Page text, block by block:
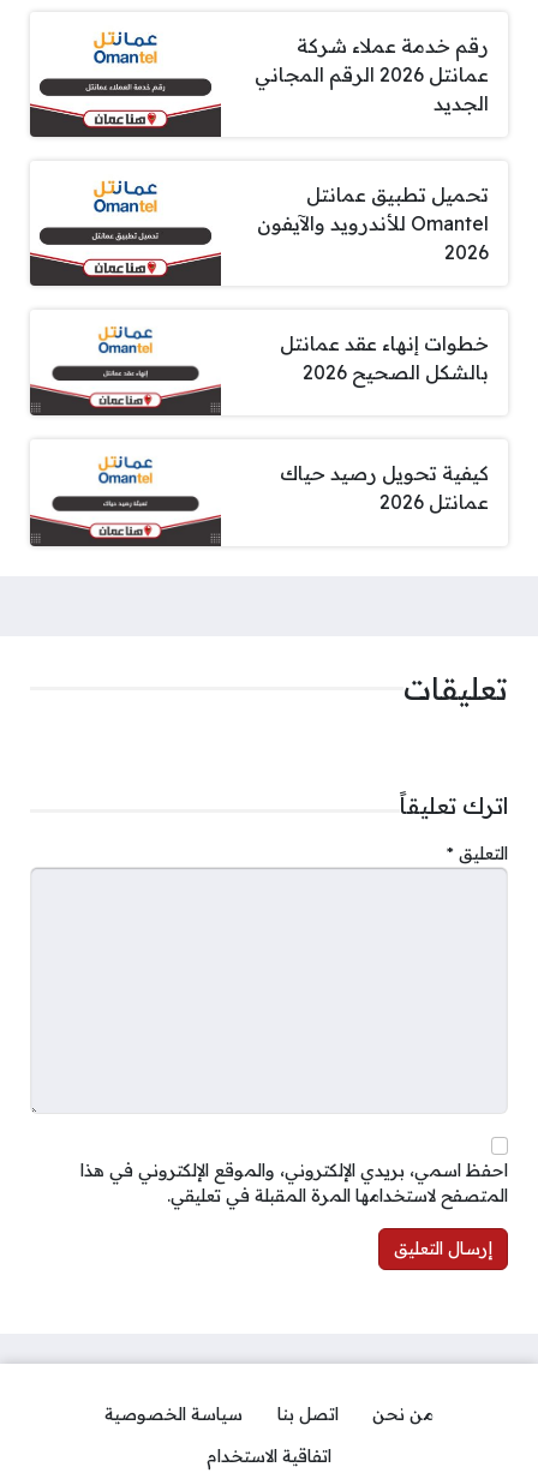
رقم خدمة عملاء شركة
عمانتل 2026 الرقم المجاني
الجديد
تحميل تطبيق عمانتل
Omantel للأندرويد والآيفون
2026
خطوات إنهاء عقد عمانتل
بالشكل الصحيح 2026
كيفية تحويل رصيد حياك
عمانتل 2026
تعليقات
اترك تعليقاً
التعليق *
احفظ اسمي، بريدي الإلكتروني، والموقع الإلكتروني في هذا
المتصفح لاستخدامها المرة المقبلة في تعليقي.
من نحن اتصل بنا
سياسة الخصوصية
اتفاقية الاستخدام